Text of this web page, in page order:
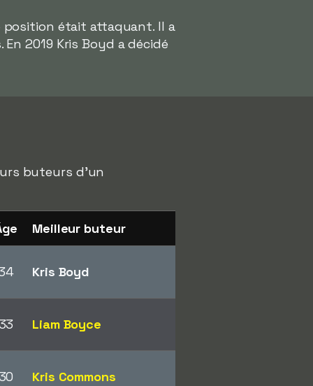
position était attaquant. Il a
2019 Kris Boyd a décidé
buteurs d'un
Meilleur buteur
Kris Boyd
Liam Boyce
Kris Commons